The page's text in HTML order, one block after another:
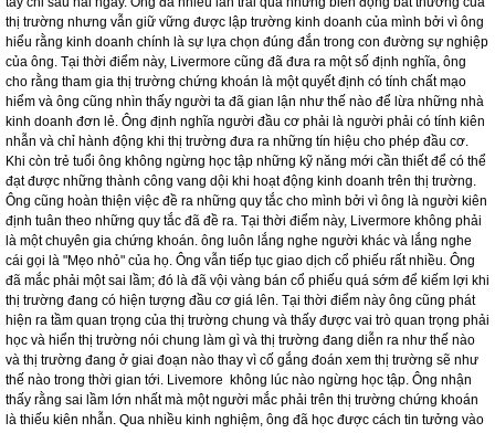
đạt được nhiều thành công rực rỡ. Yếu tố thời gian cũng giúp ông hiểu rằng con
đường dẫn đến thành công trong lĩnh vực đầu cơ cổ phiếu sẽ đến sau khoảng
thời gian nhất định. Thành công không thể một sớm một chiều có được.
Ông hiểu rất rõ tầm quan trọng của yếu tố thời gian bởi vì ông đã trải qua nhiều
thăng trầm khi bắt đầu sự nghiệp kinh doanh của mình. Ông đã kiếm được số
tiền 1.000 đôla đầu tiên. Trước khi bước sang tuổi 21, ông đã kiếm được số tiền
10.000 đôla. Ông đã có tài khoản trị giá 50.000 đôla nhưng sau đó lại bị trắng
tay chỉ sau hai ngày. Ông đã nhiều lần trải qua những biến động bất thường của
thị trường nhưng vẫn giữ vững được lập trường kinh doanh của mình bởi vì ông
hiểu rằng kinh doanh chính là sự lựa chọn đúng đắn trong con đường sự nghiệp
của ông. Tại thời điểm này, Livermore cũng đã đưa ra một số định nghĩa, ông
cho rằng tham gia thị trường chứng khoán là một quyết định có tính chất mạo
hiểm và ông cũng nhìn thấy người ta đã gian lận như thế nào để lừa những nhà
kinh doanh đơn lẻ. Ông định nghĩa người đầu cơ phải là người phải có tính kiên
nhẫn và chỉ hành động khi thị trường đưa ra những tín hiệu cho phép đầu cơ.
Khi còn trẻ tuổi ông không ngừng học tập những kỹ năng mới cần thiết để có thể
đạt được những thành công vang dội khi hoạt động kinh doanh trên thị trường.
Ông cũng hoàn thiện việc đề ra những quy tắc cho mình bởi vì ông là người kiên
định tuân theo những quy tắc đã đề ra. Tại thời điểm này, Livermore không phải
là một chuyên gia chứng khoán. ông luôn lắng nghe người khác và lắng nghe
cái gọi là "Mẹo nhỏ" của họ. Ông vẫn tiếp tục giao dịch cổ phiếu rất nhiều. Ông
đã mắc phải một sai lầm; đó là đã vội vàng bán cổ phiếu quá sớm để kiếm lợi khi